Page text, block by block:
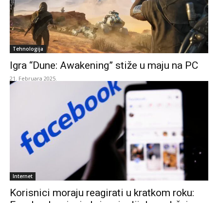
Tehnologija
Igra “Dune: Awakening” stiže u maju na PC
21. Februara 2025.
Internet
Korisnici moraju reagirati u kratkom roku: